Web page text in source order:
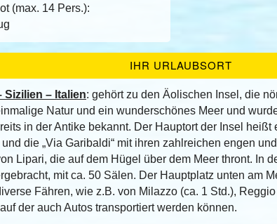
(max. 14 Pers.):
IHR URLAUBSORT
Sizilien – Italien: gehört zu den Äolischen Insel, die
Natur und ein wunderschönes Meer und
in der Antike bekannt. Der Hauptort der Insel
die „Via Garibaldi“ mit ihren zahlreichen engen
Lipari, die auf dem Hügel über dem Meer thront. In
mit ca. 50 Sälen. Der Hauptplatz unten am
Fähren, wie z.B. von Milazzo (ca. 1 Std.),
der auch Autos transportiert werden können.